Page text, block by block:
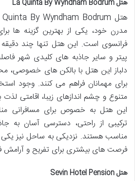
هتل La Quinta By Wyndham Bodrum
مدرن خود، یکی از بهترین گزینه ها
فرانسوی است. این هتل تنها چند
پیتر و سایر جاذبه های کلیدی شهر
دلباز این هتل با بالکن های خصوصی،
برای مهمانان فراهم می کنند. وجود
متنوع و چشم اندازهای زیبا، اقامتی
این هتل به خصوص برای مسافرانی
ترکیبی از راحتی، دسترسی آسان به
مناسب هستند. نزدیکی به ساحل نیز
فرصت های بیشتری برای تفریح و آرامش
هتل Sevin Hotel Pension